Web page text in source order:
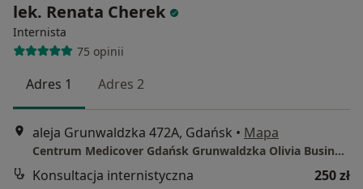
lek. Renata Cherek
Internista
75 opinii
Adres 1 Adres 2
aleja Grunwaldzka 472A, Gdańsk • Mapa
Centrum Medicover Gdańsk Grunwaldzka Olivia Business Center
Konsultacja internistyczna
250 zł